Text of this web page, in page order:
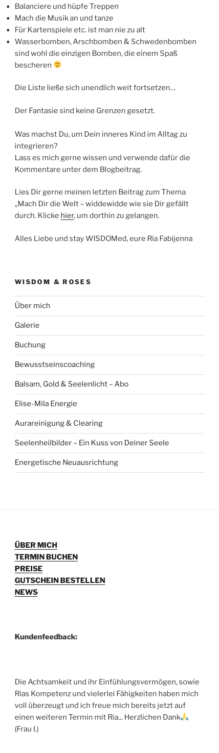
Balanciere und hüpfe Treppen
Mach die Musik an und tanze
Für Kartenspiele etc. ist man nie zu alt
Wasserbomben, Arschbomben & Schwedenbomben
sind wohl die einzigen Bomben, die einem Spaß
bescheren
Die Liste ließe sich unendlich weit fortsetzen…
Der Fantasie sind keine Grenzen gesetzt.
Was machst Du, um Dein inneres Kind im Alltag zu
integrieren?
Lass es mich gerne wissen und verwende dafür die
Kommentare unter dem Blogbeitrag.
Lies Dir gerne meinen letzten Beitrag zum Thema
„Mach Dir die Welt – widdewidde wie sie Dir gefällt
durch. Klicke hier, um dorthin zu gelangen.
Alles Liebe und stay WISDOMed, eure Ria Fabijenna
WISDOM & ROSES
Über mich
Galerie
Buchung
Bewusstseinscoaching
Balsam, Gold & Seelenlicht – Abo
Elise-Mila Energie
Aurareinigung & Clearing
Seelenheilbilder – Ein Kuss von Deiner Seele
Energetische Neuausrichtung
ÜBER MICH
TERMIN BUCHEN
PREISE
GUTSCHEIN BESTELLEN
NEWS
Kundenfeedback:
Die Achtsamkeit und ihr Einfühlungsvermögen, sowie
Rias Kompetenz und vielerlei Fähigkeiten haben mich
voll überzeugt und ich freue mich bereits jetzt auf
einen weiteren Termin mit Ria... Herzlichen Dank
(Frau I.)